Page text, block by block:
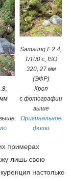
Samsung F 2.4,
1/100 с, ISO
320, 27 мм
(ЭФР)
Кроп
с фотографии
выше
Оригинальное
фото
примерах
лишь свою
настолько